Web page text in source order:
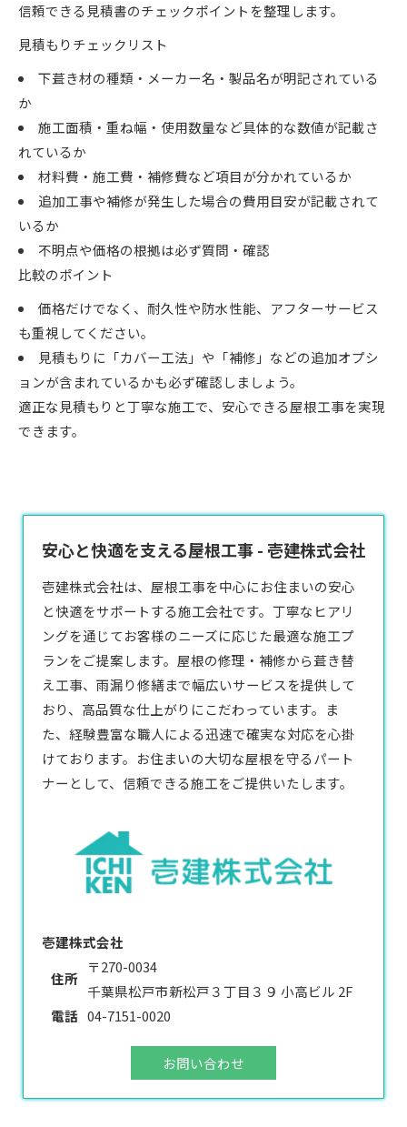
信頼できる見積書のチェックポイントを整理します。
見積もりチェックリスト
下葺き材の種類・メーカー名・製品名が明記されている
か
施工面積・重ね幅・使用数量など具体的な数値が記載さ
れているか
材料費・施工費・補修費など項目が分かれているか
追加工事や補修が発生した場合の費用目安が記載されて
いるか
不明点や価格の根拠は必ず質問・確認
比較のポイント
価格だけでなく、耐久性や防水性能、アフターサービス
も重視してください。
見積もりに「カバー工法」や「補修」などの追加オプシ
ョンが含まれているかも必ず確認しましょう。
適正な見積もりと丁寧な施工で、安心できる屋根工事を実現
できます。
安心と快適を支える屋根工事 - 壱建株式会社
壱建株式会社は、屋根工事を中心にお住まいの安心
と快適をサポートする施工会社です。丁寧なヒアリ
ングを通じてお客様のニーズに応じた最適な施工プ
ランをご提案します。屋根の修理・補修から葺き替
え工事、雨漏り修繕まで幅広いサービスを提供して
おり、高品質な仕上がりにこだわっています。ま
た、経験豊富な職人による迅速で確実な対応を心掛
けております。お住まいの大切な屋根を守るパート
ナーとして、信頼できる施工をご提供いたします。
壱建株式会社
住所
〒270-0034
千葉県松戸市新松戸３丁目３９ 小高ビル 2F
電話 04-7151-0020
お問い合わせ